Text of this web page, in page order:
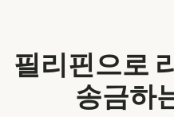
필리핀으로
송금하